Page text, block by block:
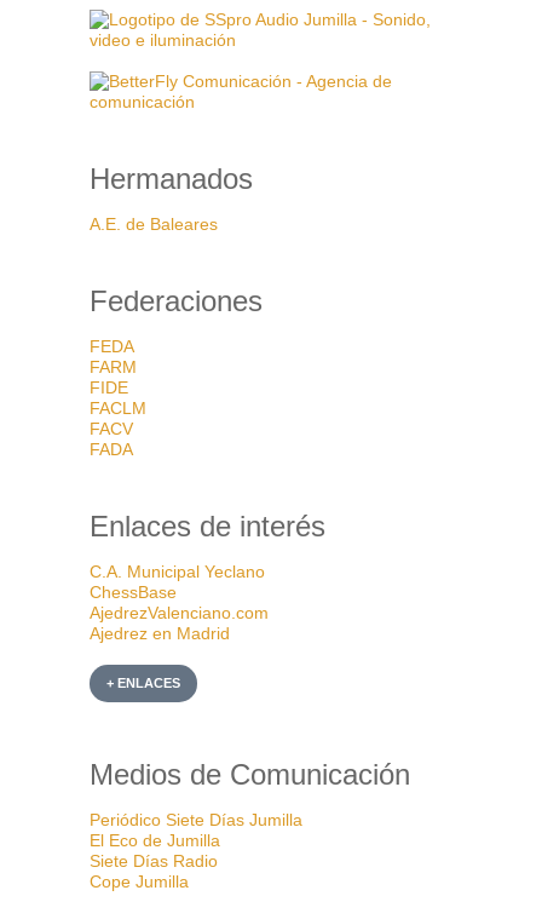
Hermanados
A.E. de Baleares
Federaciones
FEDA
FARM
FIDE
FACLM
FACV
FADA
Enlaces de interés
C.A. Municipal Yeclano
ChessBase
AjedrezValenciano.com
Ajedrez en Madrid
+ ENLACES
Medios de Comunicación
Periódico Siete Días Jumilla
El Eco de Jumilla
Siete Días Radio
Cope Jumilla